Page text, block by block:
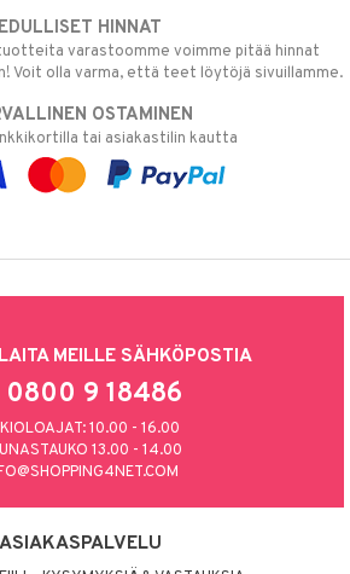
EDULLISET HINNAT
varastoomme voimme pitää hinnat
Voit olla varma, että teet löytöjä sivuillamme.
OSTAMINEN
tai asiakastilin kautta
MEILLE SÄHKÖPOSTIA
9 18486
10.00 - 16.00
13.00 - 14.00
ASIAKASPALVELU